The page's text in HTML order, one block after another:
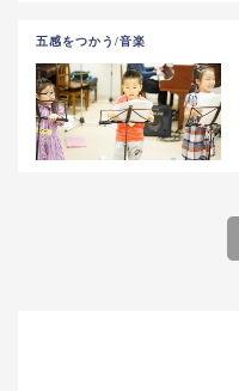
五感をつかう/音楽